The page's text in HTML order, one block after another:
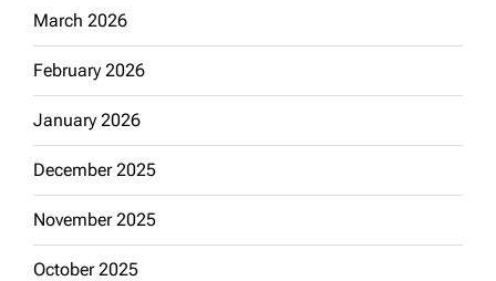
March 2026
February 2026
January 2026
December 2025
November 2025
October 2025